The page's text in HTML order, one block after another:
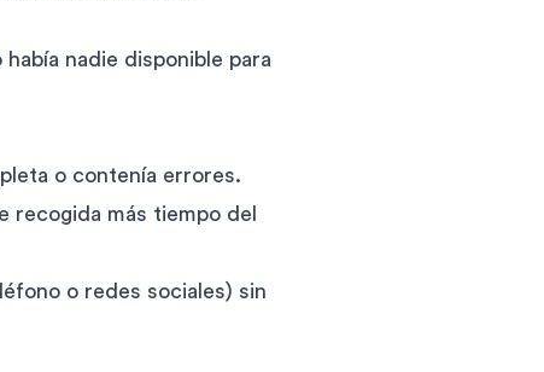
nadie disponible para
o contenía errores.
recogida más tiempo del
o redes sociales) sin